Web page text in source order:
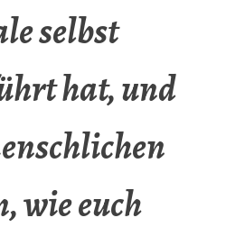
selbst
hat, und
wie euch